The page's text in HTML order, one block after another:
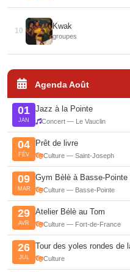
10
Kwak
groupes
Agenda Août
01
JAN
Jazz à la Pointe
Concert — Le Vauclin
04
FÉV
Prêt de livre
Culture — Saint-Joseph
09
MAR
Gym Bèlè à Basse-Pointe
Culture — Basse-Pointe
29
AVR
Atelier Bélè au Tom
Culture — Fort-de-France
26
JUL
Tour des yoles rondes de
Culture